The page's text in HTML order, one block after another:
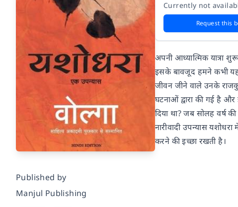
Published by
Manjul Publishing
Currently not
Request this
अपनी आध्यात्मिक यात्रा
इसके बावजूद हमने कभी
जीवन जीने वाले उनके
घटनाओं द्वारा की गई है
दिया था? जब सोलह वर्ष
नारीवादी उपन्यास
करने की इच्छा रखती है।